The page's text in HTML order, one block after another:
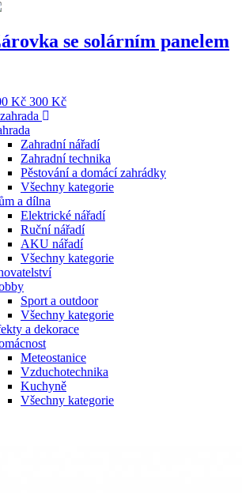
se solárním panelem
Kč 300 Kč
Zahradní nářadí
Zahradní technika
Pěstování a domácí zahrádky
Všechny kategorie
a dílna
Elektrické nářadí
Ruční nářadí
AKU nářadí
Všechny kategorie
Sport a outdoor
Všechny kategorie
a dekorace
Meteostanice
Vzduchotechnika
Kuchyně
Všechny kategorie